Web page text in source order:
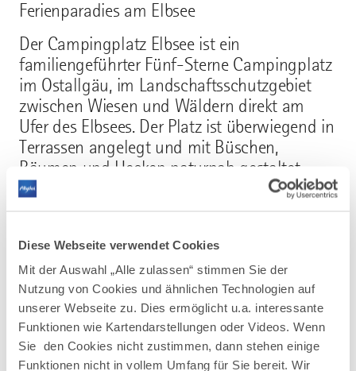
Diese Webseite verwendet Cookies
Mit der Auswahl „Alle zulassen“ stimmen Sie der
Nutzung von Cookies und ähnlichen Technologien auf
unserer Webseite zu. Dies ermöglicht u.a. interessante
Funktionen wie Kartendarstellungen oder Videos. Wenn
Sie den Cookies nicht zustimmen, dann stehen einige
Funktionen nicht in vollem Umfang für Sie bereit. Wir
Ferienparadies am Elbsee
Der Campingplatz Elbsee ist ein
familiengeführter Fünf-Sterne Campingplatz
im Ostallgäu, im Landschaftsschutzgebiet
zwischen Wiesen und Wäldern direkt am
Ufer des Elbsees. Der Platz ist überwiegend in
Terrassen angelegt und mit Büschen,
Bäumen und Hecken naturnah gestaltet.
Ausstattung, Angebot und Umgebung
und Jung.
Mehr erfahren